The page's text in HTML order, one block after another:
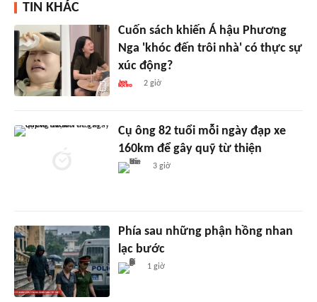
TIN KHÁC
Cuốn sách khiến Á hậu Phương
Nga 'khóc đến trôi nhà' có thực sự
xúc động?
2 giờ
Cụ ông 82 tuổi mỗi ngày đạp xe
160km để gây quỹ từ thiện
3 giờ
Phía sau những phận hồng nhan
lạc bước
1 giờ